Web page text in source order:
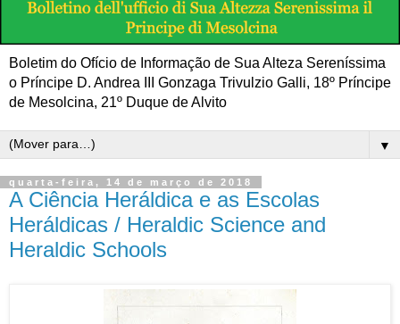
Boletim do Ofício de Informação de Sua Alteza Sereníssima
o Príncipe D. Andrea III Gonzaga Trivulzio Galli, 18º Príncipe
de Mesolcina, 21º Duque de Alvito
▼
quarta-feira, 14 de março de 2018
A Ciência Heráldica e as Escolas
Heráldicas / Heraldic Science and
Heraldic Schools